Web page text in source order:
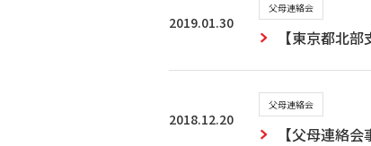
2019.01.30
父母連絡会
【東京都北
2018.12.20
父母連絡会
【父母連絡